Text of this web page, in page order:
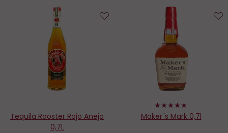
Tequila Rooster Rojo Anejo
0,7L
96%
Maker´s Mark 0,7l